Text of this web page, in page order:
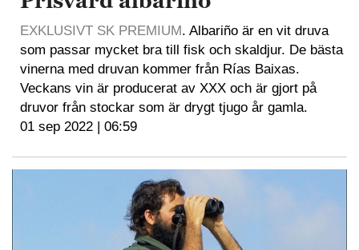
EXKLUSIVT SK PREMIUM. Albariño är en vit druva
som passar mycket bra till fisk och skaldjur. De bästa
vinerna med druvan kommer från Rías Baixas.
Veckans vin är producerat av XXX och är gjort på
druvor från stockar som är drygt tjugo år gamla.
01 sep 2022 | 06:59